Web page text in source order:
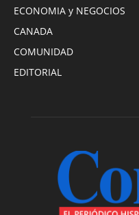
ECONOMIA y NEGOCIOS
CANADA
COMUNIDAD
EDITORIAL